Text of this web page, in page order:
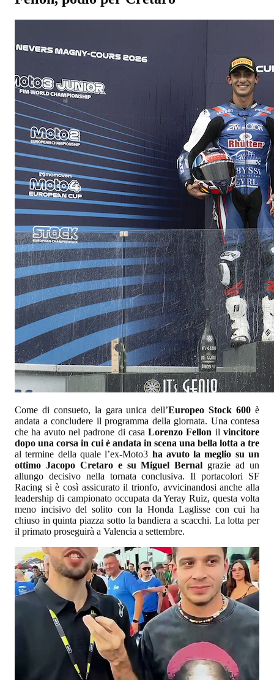
Come di consueto, la gara unica dell’Europeo Stock 600 è
andata a concludere il programma della giornata. Una contesa
che ha avuto nel padrone di casaLorenzo Fellon ilvincitore
dopo una corsa in cui è andata in scena una bella lotta a tre
al termine della quale l’ex-Moto3 ha avuto la meglio su un
ottimo Jacopo Cretaro e su Miguel Bernal grazie ad un
allungo decisivo nella tornata conclusiva. Il portacolori SF
Racing si è così assicurato il trionfo, avvicinandosi anche alla
leadership di campionato occupata da Yeray Ruiz, questa volta
meno incisivo del solito con la Honda Laglisse con cui ha
chiuso in quinta piazza sotto la bandiera a scacchi. La lotta per
il primato proseguirà a Valencia a settembre.